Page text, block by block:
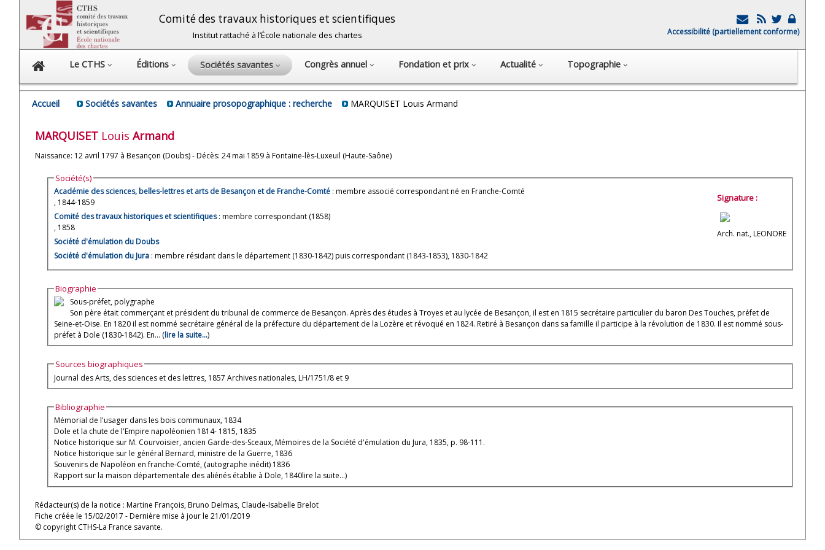
Comité des travaux historiques et scientifiques
Institut rattaché à l’École nationale des chartes Accessibilité (partiellement conforme)
Le CTHS Éditions Sociétés savantes Congrès annuel Fondation et prix Actualité Topographie
Accueil Sociétés savantes Annuaire prosopographique : recherche MARQUISET Louis Armand
MARQUISET Louis Armand
Naissance: 12 avril 1797 à Besançon (Doubs) - Décès: 24 mai 1859 à Fontaine-lès-Luxeuil (Haute-Saône)
Société(s)
Académie des sciences, belles-lettres et arts de Besançon et de Franche-Comté : membre associé correspondant né en Franche-Comté
, 1844-1859
Comité des travaux historiques et scientifiques: membre correspondant (1858)
, 1858
Société d'émulation du Doubs
Société d'émulation du Jura : membre résidant dans le département (1830-1842) puis correspondant (1843-1853), 1830-1842
Signature :
Arch. nat., LEONORE
Biographie
Sous-préfet, polygraphe
Son père était commerçant et président du tribunal de commerce de Besançon. Après des études à Troyes et au lycée de Besançon, il est en 1815 secrétaire particulier du baron Des Touches, préfet de
Seine-et-Oise. En 1820 il est nommé secrétaire général de la préfecture du département de la Lozère et révoqué en 1824. Retiré à Besançon dans sa famille il participe à la révolution de 1830. Il est nommé sous-
préfet à Dole (1830-1842). En... (lire la suite...)
Sources biographiques
Journal des Arts, des sciences et des lettres, 1857 Archives nationales, LH/1751/8 et 9
Bibliographie
Mémorial de l'usager dans les bois communaux, 1834
Dole et la chute de l'Empire napoléonien 1814- 1815, 1835
Notice historique sur M. Courvoisier, ancien Garde-des-Sceaux, Mémoires de la Société d'émulation du Jura, 1835, p. 98-111.
Notice historique sur le général Bernard, ministre de la Guerre, 1836
Souvenirs de Napoléon en franche-Comté, (autographe inédit) 1836
Rapport sur la maison départementale des aliénés établie à Dole, 1840lire la suite...)
Rédacteur(s) de la notice : Martine François, Bruno Delmas, Claude-Isabelle Brelot
Fiche créée le 15/02/2017 - Dernière mise à jour le 21/01/2019
© copyright CTHS-La France savante.